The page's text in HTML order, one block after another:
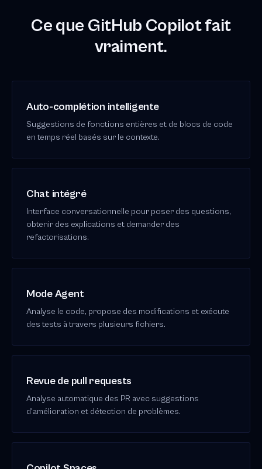
Ce que GitHub Copilot fait
vraiment.
Auto-complétion intelligente
Suggestions de fonctions entières et de blocs de code
en temps réel basés sur le contexte.
Chat intégré
Interface conversationnelle pour poser des questions,
obtenir des explications et demander des
refactorisations.
Mode Agent
Analyse le code, propose des modifications et exécute
des tests à travers plusieurs fichiers.
Revue de pull requests
Analyse automatique des PR avec suggestions
d'amélioration et détection de problèmes.